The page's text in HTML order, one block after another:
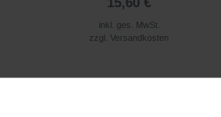
inkl. ges. MwSt.
zzgl.Versandkosten